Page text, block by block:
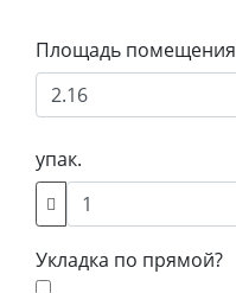
Площадь помещения
упак.
Укладка по прямой?